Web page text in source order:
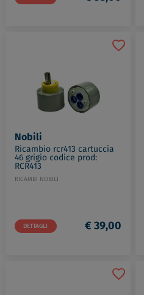
Nobili
Ricambio rcr413 cartuccia
46 grigio codice prod:
RCR413
RICAMBI NOBILI
DETTAGLI € 39,00